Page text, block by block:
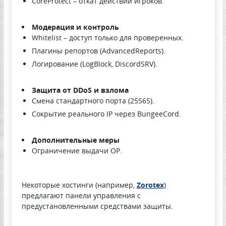
Модерация и контроль
Whitelist – доступ только для проверенных.
Плагины репортов (AdvancedReports).
Логирование (LogBlock, DiscordSRV).
Защита от DDoS и взлома
Смена стандартного порта (25565).
Сокрытие реального IP через BungeeCord.
Дополнительные меры
Ограничение выдачи OP.
Некоторые хостинги (например, Zorotex)
предлагают панели управления с
предустановленными средствами защиты.